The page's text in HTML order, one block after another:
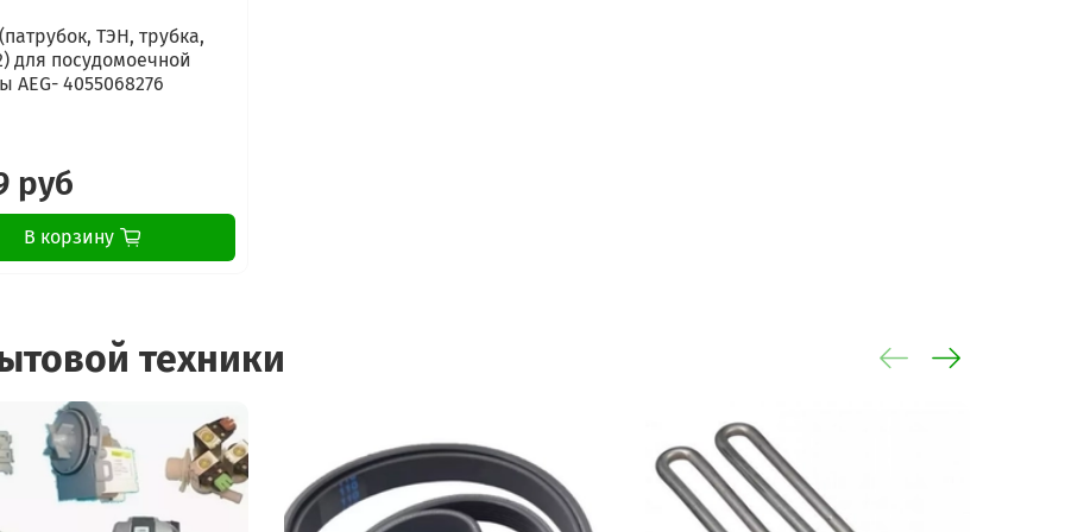
Hotpoint-Ariston LST 116 HA
Hotpoint-Ariston LST 114/HA
Hotpoint-Ariston LST 1147
Hotpoint-Ariston LFF 8214 X IT/HA
ТЭН, трубка,
для посудомоечной
AEG- 4055068276
руб
В корзину
техники